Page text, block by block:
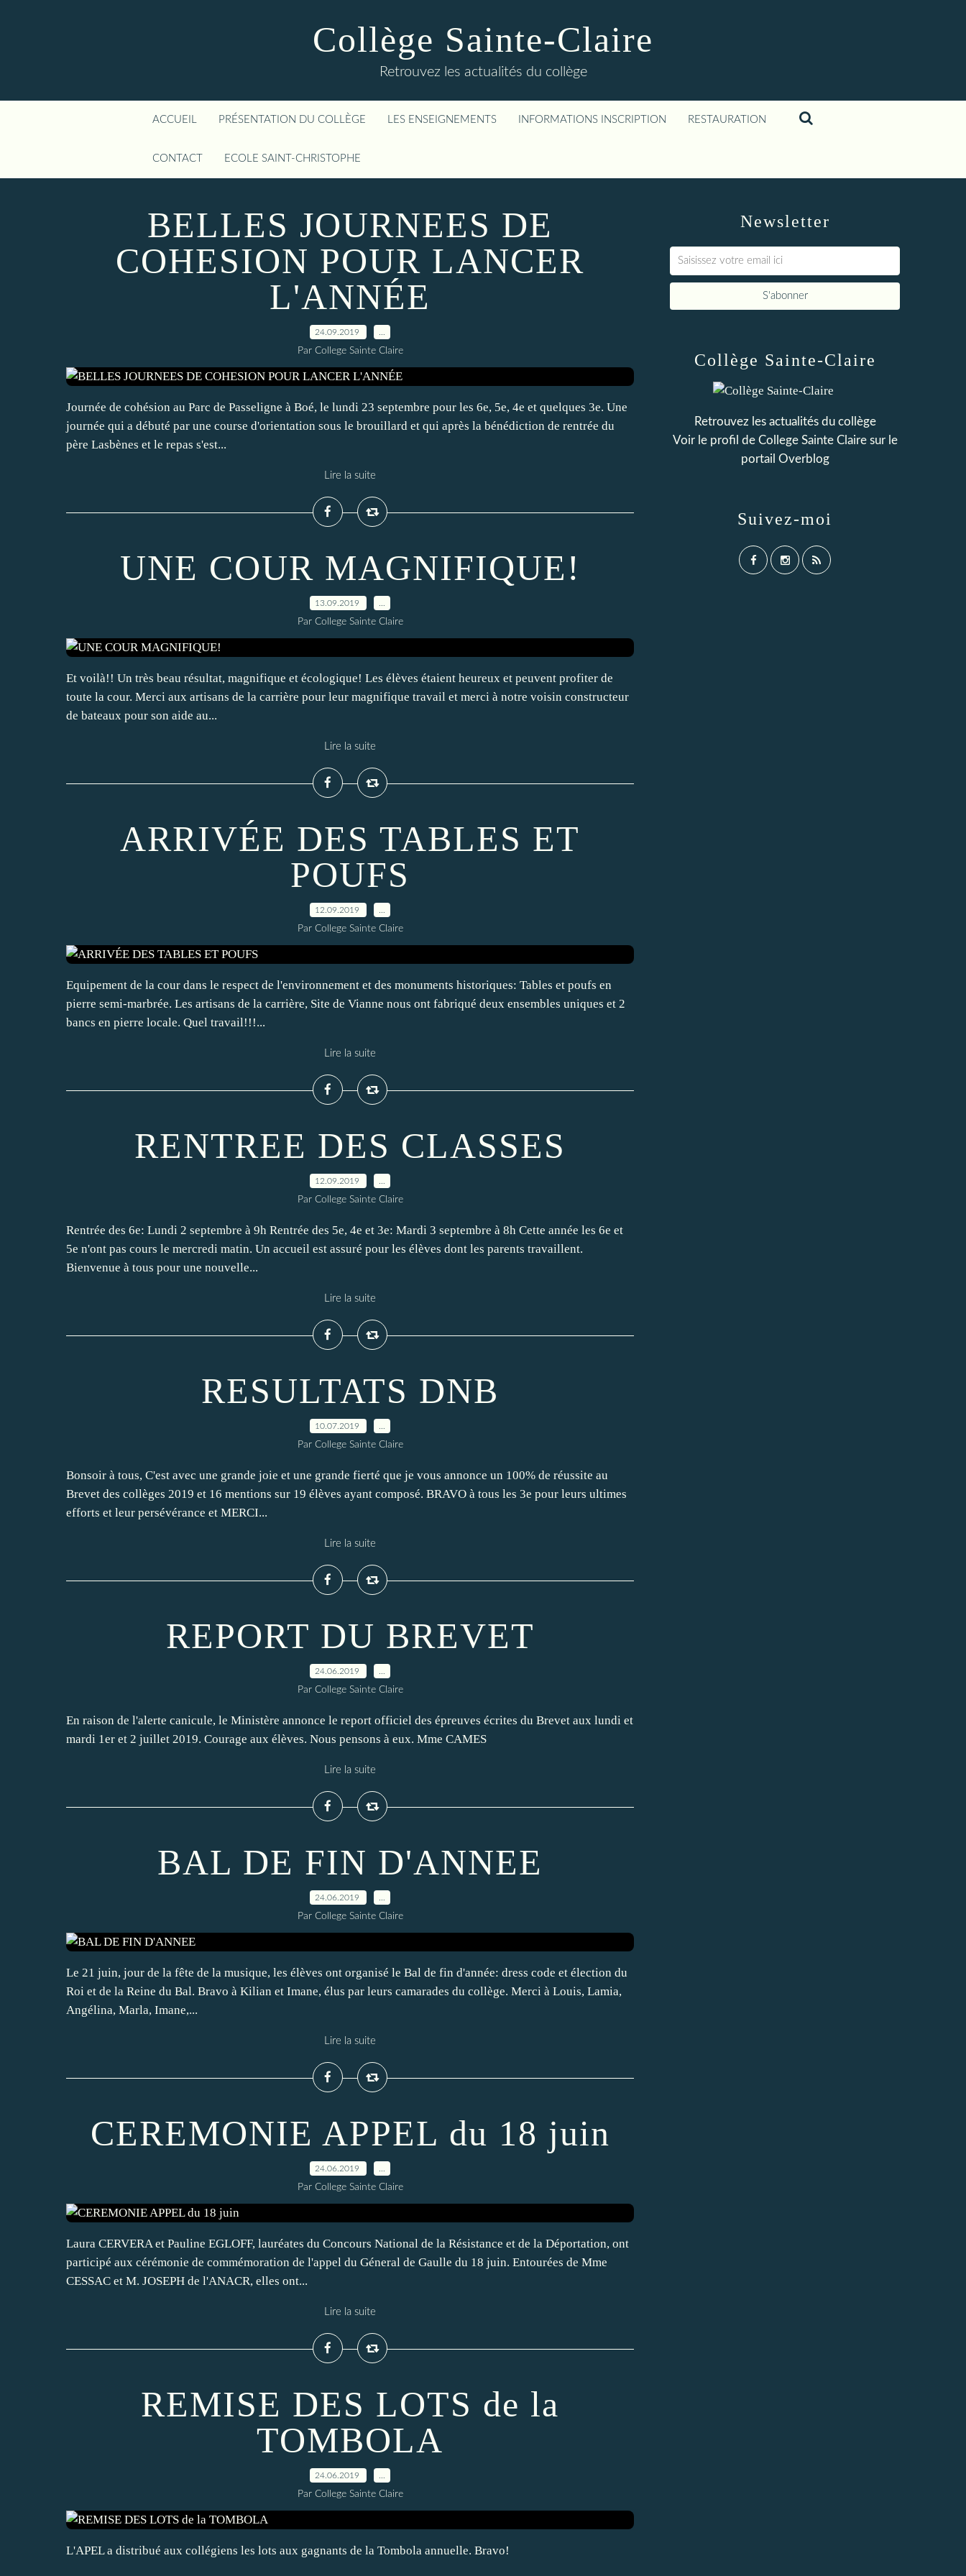
Collège Sainte-Claire
Retrouvez les actualités du collège
ACCUEIL PRÉSENTATION DU COLLÈGE LES ENSEIGNEMENTS INFORMATIONS INSCRIPTION RESTAURATION
CONTACT ECOLE SAINT-CHRISTOPHE
BELLES JOURNEES DE
COHESION POUR LANCER
L'ANNÉE
24.09.2019
Par College Sainte Claire
Journée de cohésion au Parc de Passeligne à Boé, le lundi 23 septembre pour les 6e, 5e, 4e et quelques 3e. Une
journée qui a débuté par une course d'orientation sous le brouillard et qui après la bénédiction de rentrée du
père Lasbènes et le repas s'est...
Lire la suite
UNE COUR MAGNIFIQUE!
13.09.2019
Par College Sainte Claire
Et voilà!! Un très beau résultat, magnifique et écologique! Les élèves étaient heureux et peuvent profiter de
toute la cour. Merci aux artisans de la carrière pour leur magnifique travail et merci à notre voisin constructeur
de bateaux pour son aide au...
Lire la suite
ARRIVÉE DES TABLES ET
POUFS
12.09.2019
Par College Sainte Claire
Equipement de la cour dans le respect de l'environnement et des monuments historiques: Tables et poufs en
pierre semi-marbrée. Les artisans de la carrière, Site de Vianne nous ont fabriqué deux ensembles uniques et 2
bancs en pierre locale. Quel travail!!!...
Lire la suite
RENTREE DES CLASSES
12.09.2019
Par College Sainte Claire
Rentrée des 6e: Lundi 2 septembre à 9h Rentrée des 5e, 4e et 3e: Mardi 3 septembre à 8h Cette année les 6e et
5e n'ont pas cours le mercredi matin. Un accueil est assuré pour les élèves dont les parents travaillent.
Bienvenue à tous pour une nouvelle...
Lire la suite
RESULTATS DNB
10.07.2019
Par College Sainte Claire
Bonsoir à tous, C'est avec une grande joie et une grande fierté que je vous annonce un 100% de réussite au
Brevet des collèges 2019 et 16 mentions sur 19 élèves ayant composé. BRAVO à tous les 3e pour leurs ultimes
efforts et leur persévérance et MERCI...
Lire la suite
REPORT DU BREVET
24.06.2019
Par College Sainte Claire
En raison de l'alerte canicule, le Ministère annonce le report officiel des épreuves écrites du Brevet aux lundi et
mardi 1er et 2 juillet 2019. Courage aux élèves. Nous pensons à eux. Mme CAMES
Lire la suite
BAL DE FIN D'ANNEE
24.06.2019
Par College Sainte Claire
Le 21 juin, jour de la fête de la musique, les élèves ont organisé le Bal de fin d'année: dress code et élection du
Roi et de la Reine du Bal. Bravo à Kilian et Imane, élus par leurs camarades du collège. Merci à Louis, Lamia,
Angélina, Marla, Imane,...
Lire la suite
CEREMONIE APPEL du 18 juin
24.06.2019
Par College Sainte Claire
Laura CERVERA et Pauline EGLOFF, lauréates du Concours National de la Résistance et de la Déportation, ont
participé aux cérémonie de commémoration de l'appel du Géneral de Gaulle du 18 juin. Entourées de Mme
CESSAC et M. JOSEPH de l'ANACR, elles ont...
Lire la suite
REMISE DES LOTS de la
TOMBOLA
24.06.2019
Par College Sainte Claire
L'APEL a distribué aux collégiens les lots aux gagnants de la Tombola annuelle. Bravo!
Newsletter
Collège Sainte-Claire
Retrouvez les actualités du collège
Voir le profil de College Sainte Clairesur le
portail Overblog
Suivez-moi